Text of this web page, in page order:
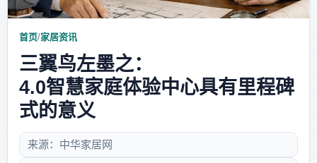
首页/家居资讯
三翼鸟左墨之：
4.0智慧家庭体验中心具有里程碑
式的意义
来源：中华家居网